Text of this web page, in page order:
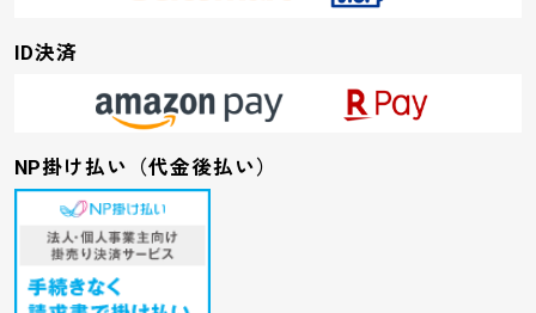
ID決済
NP掛け払い（代金後払い）